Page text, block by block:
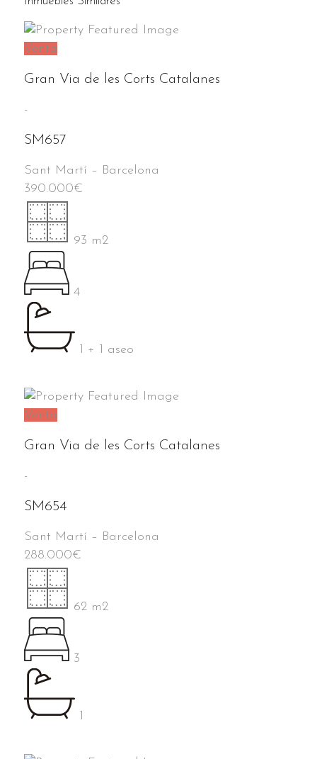
Venta
Gran Via de les Corts Catalanes
-
SM657
Sant Martí – Barcelona
390.000€
93 m2
4
1 + 1 aseo
Venta
Gran Via de les Corts Catalanes
-
SM654
Sant Martí – Barcelona
288.000€
62 m2
3
1